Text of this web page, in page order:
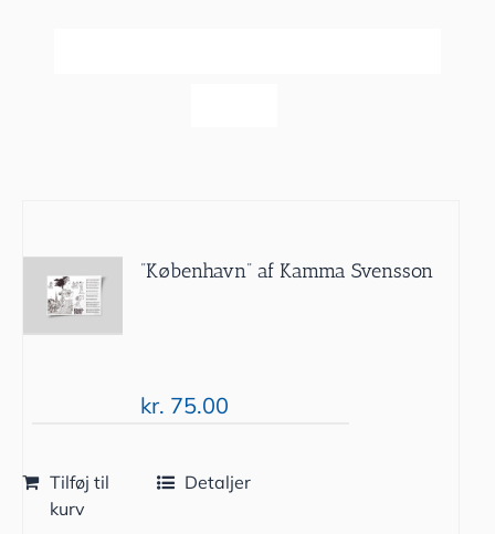
”København” af Kamma Svensson
kr. 75.00
Tilføj til
kurv
Detaljer